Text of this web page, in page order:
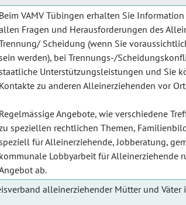
Beim VAMV Tübingen erhalten Sie
Fragen und Herausforderungen des
Scheidung (wenn Sie
sein werden), bei Trennungs-/
staatliche Unterstützungsleistungen und Sie
Kontakte zu anderen Alleinerziehenden vor
Regelmässige Angebote, wie verschiedene
speziellen rechtlichen Themen,
speziell für Alleinerziehende, Jobberatung,
kommunale Lobbyarbeit für Alleinerziehende
ab.
alleinerziehender Mütter und Väter